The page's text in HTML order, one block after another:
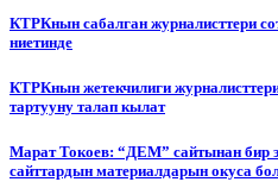
КТРКнын сабалган журналисттери
ниетинде
КТРКнын жетекчилиги
тартууну талап кылат
Марат Токоев: “ДЕМ” сайтынан бир
сайттардын материалдарын окуса